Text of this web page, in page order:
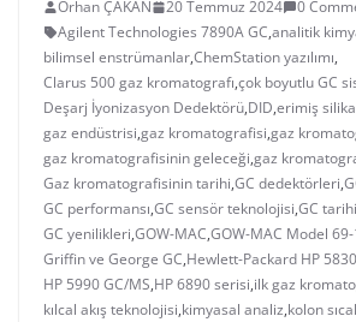
Orhan ÇAKAN 20 Temmuz 2024
0
Agilent Technologies 7890A GC,analitik
bilimsel enstrümanlar,ChemStation yazılımı,
Clarus 500 gaz kromatografı,çok boyutlu GC
Deşarj İyonizasyon Dedektörü,DID,erimiş
gaz endüstrisi,gaz kromatografisi,gaz
gaz kromatografisinin geleceği,gaz
Gaz kromatografisinin tarihi,GC dedektörleri,
GC performansı,GC sensör teknolojisi,GC tarihi
GC yenilikleri,GOW-MAC,GOW-MAC Model
Griffin ve George GC,Hewlett-Packard HP 5830
HP 5990 GC/MS,HP 6890 serisi,ilk gaz
kılcal akış teknolojisi,kimyasal analiz,kolon